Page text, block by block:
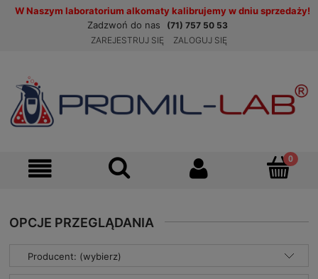
W Naszym laboratorium alkomaty kalibrujemy w dniu sprzedaży!
Zadzwoń do nas
(71) 757 50 53
ZAREJESTRUJ SIĘ
ZALOGUJ SIĘ
OPCJE PRZEGLĄDANIA
Producent: (wybierz)